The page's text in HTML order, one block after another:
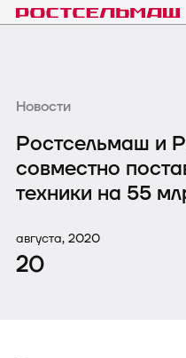
Новости
Ростсельмаш и
совместно
техники на 55
августа, 2020
20